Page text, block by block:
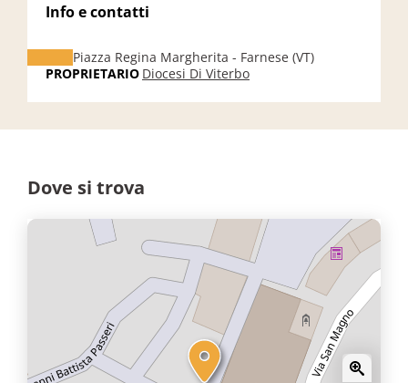
Info e contatti
Piazza Regina Margherita - Farnese (VT)
PROPRIETARIO Diocesi Di Viterbo
Dove si trova